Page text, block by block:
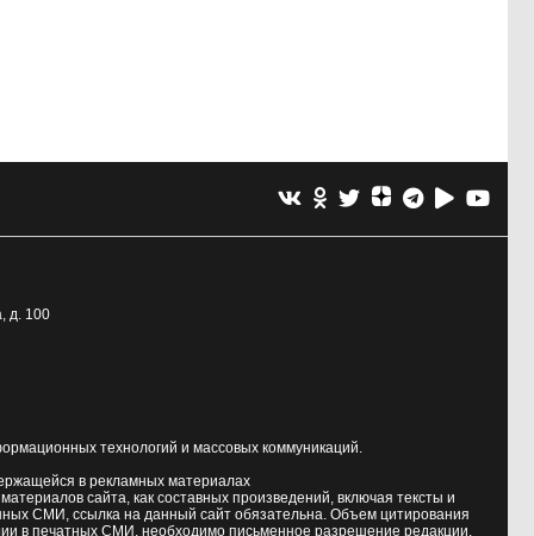
д. 100
технологий и массовых коммуникаций.
в рекламных материалах
сайта, как составных произведений, включая тексты и
СМИ, ссылка на данный сайт обязательна. Объем цитирования
в печатных СМИ, необходимо письменное разрешение редакции.